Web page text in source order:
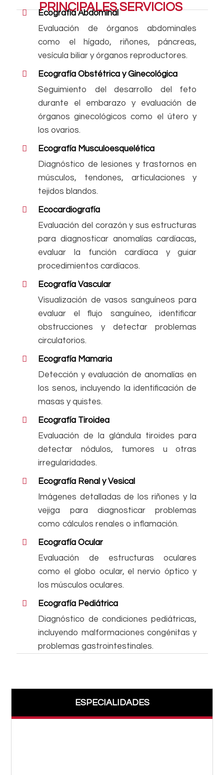
PRINCIPALES SERVICIOS
Ecografía Abdominal
Evaluación de órganos abdominales
como el hígado, riñones, páncreas,
vesícula biliar y órganos reproductores.
Ecografía Obstétrica y Ginecológica
Seguimiento del desarrollo del feto
durante el embarazo y evaluación de
órganos ginecológicos como el útero y
los ovarios.
Ecografía Musculoesquelética
Diagnóstico de lesiones y trastornos en
músculos, tendones, articulaciones y
tejidos blandos.
Ecocardiografía
Evaluación del corazón y sus estructuras
para diagnosticar anomalías cardíacas,
evaluar la función cardíaca y guiar
procedimientos cardíacos.
Ecografía Vascular
Visualización de vasos sanguíneos para
evaluar el flujo sanguíneo, identificar
obstrucciones y detectar problemas
circulatorios.
Ecografía Mamaria
Detección y evaluación de anomalías en
los senos, incluyendo la identificación de
masas y quistes.
Ecografía Tiroidea
Evaluación de la glándula tiroides para
detectar nódulos, tumores u otras
irregularidades.
Ecografía Renal y Vesical
Imágenes detalladas de los riñones y la
vejiga para diagnosticar problemas
como cálculos renales o inflamación.
Ecografía Ocular
Evaluación de estructuras oculares
como el globo ocular, el nervio óptico y
los músculos oculares.
Ecografía Pediátrica
Diagnóstico de condiciones pediátricas,
incluyendo malformaciones congénitas y
problemas gastrointestinales.
ESPECIALIDADES